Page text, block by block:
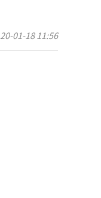
20-01-18 11:56